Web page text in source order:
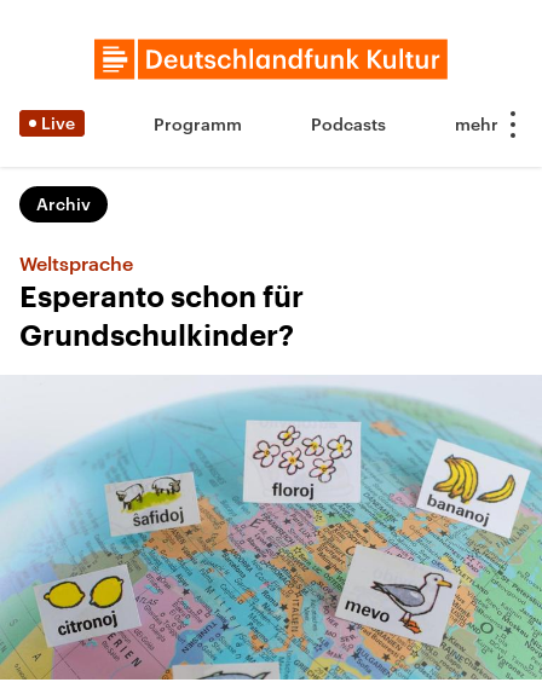
Live Programm Podcasts
Archiv
Weltsprache
Esperanto schon für
Grundschulkinder?